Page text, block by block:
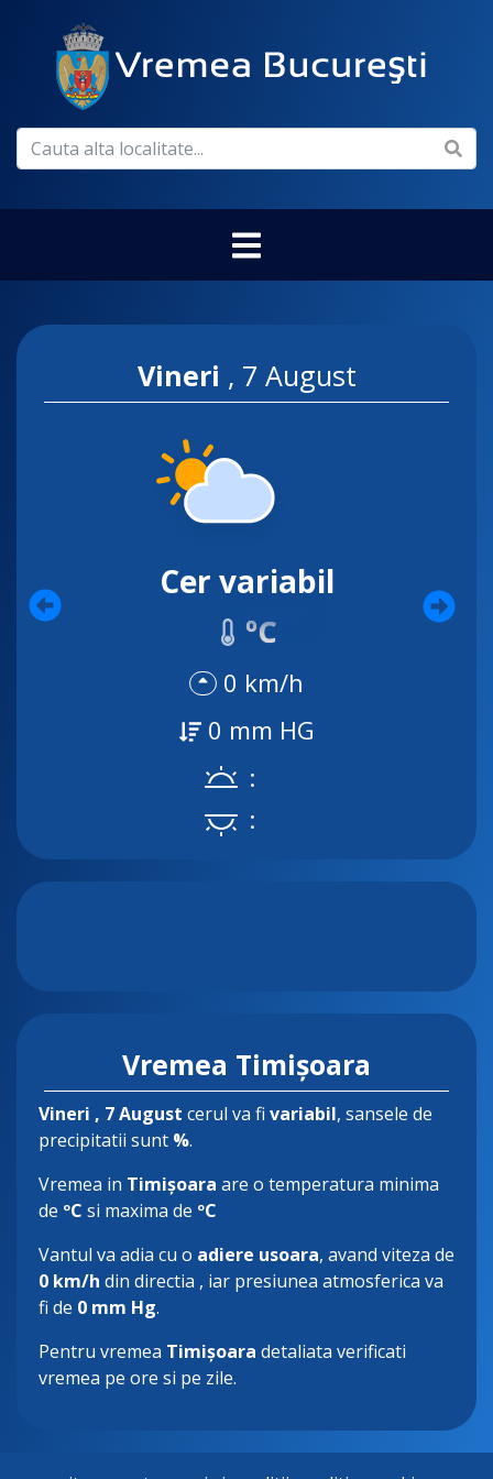
Vineri , 7 August
Cer variabil
ºC
0 km/h
0 mm HG
:
:
Vremea Timișoara
Vineri , 7 August cerul va fi variabil, sansele de
precipitatii sunt %.
Vremea in Timișoara are o temperatura minima
de ºC si maxima de ºC
Vantul va adia cu o adiere usoara, avand viteza de
0 km/h din directia , iar presiunea atmosferica va
fi de 0 mm Hg.
Pentru vremea Timișoara detaliata verificati
vremea pe ore si pe zile.